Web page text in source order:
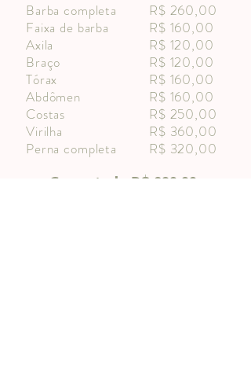
Barba completa
Faixa de barba
Axila
Braço
Tórax
Abdômen
Costas
Virilha
Perna completa
R$ 260,00
R$ 160,00
R$ 120,00
R$ 120,00
R$ 160,00
R$ 160,00
R$ 250,00
R$ 360,00
R$ 320,00
Corpo todo R$ 680,00